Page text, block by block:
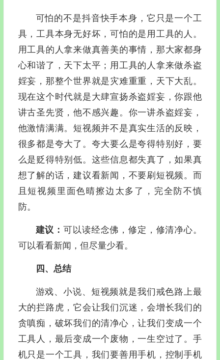
可怕的不是抖音快手本身，它只是一个工
具，工具本身无好坏，可怕的是用工具的人。
用工具的人拿来做真善美的事情，那大家都身
心和谐了，天下太平；用工具的人拿来做杀盗
婬妄，那整个世界就是灾难重重，天下大乱。
现在这个时代就是大肆宣扬杀盗婬妄，你跟他
讲古圣先贤，他不感兴趣。你一讲杀盗婬妄，
他激情满满。短视频并不是真实生活的反映，
很多都是夸大了。夸大要么是夸得特别好，要
么是贬得特别低。这些信息都失真了，如果真
想了解的话，建议看新闻，不要刷短视频。而
且短视频里面色晴擦边太多了，完全防不慎
防。
建议：可以读经念佛，修定，修清净心。
可以看看新闻，但尽量少看。
四、总结
游戏、小说、短视频就是我们戒色路上最
大的拦路虎，它会让我们沉迷，会增长我们的
贪嗔痴，破坏我们的清净心，让我们变成一个
工具人，最后变成一个废物，一生空过了。手
机只是一个工具，我们要善用手机，控制手机